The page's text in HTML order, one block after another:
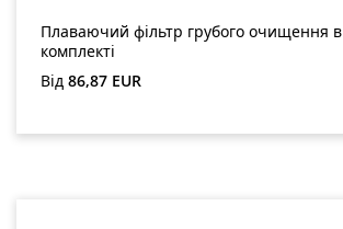
Плаваючий фільтр грубого очищення в
комплекті
Звичайна ціна:
Від 86,87 EUR